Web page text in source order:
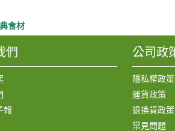
食材
們
報
公司政
隱私權政策
運貨政策
退換貨政策
常見問題